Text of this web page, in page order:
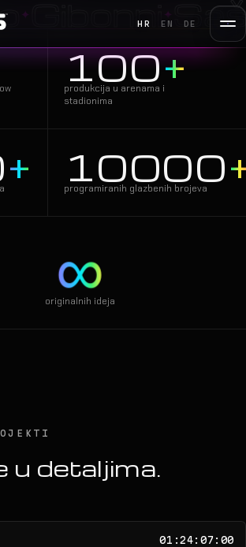
HR EN DE
Saša
100+
produkcija u arenama i
stadionima
+ 10000
programiranih glazbenih brojeva
∞
originalnih ideja
u detaljima.
01:24:07:00